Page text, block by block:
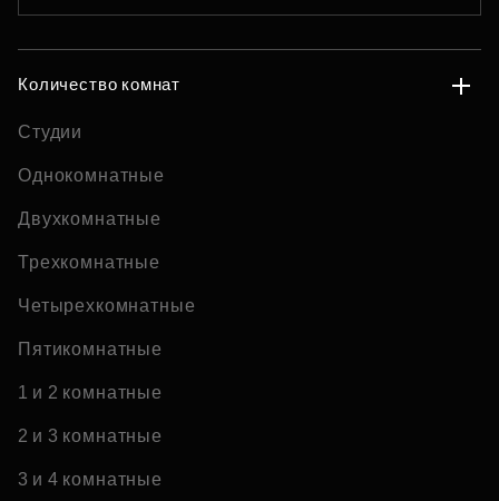
Количество комнат
Студии
Однокомнатные
Двухкомнатные
Трехкомнатные
Четырехкомнатные
Пятикомнатные
1 и 2 комнатные
2 и 3 комнатные
3 и 4 комнатные